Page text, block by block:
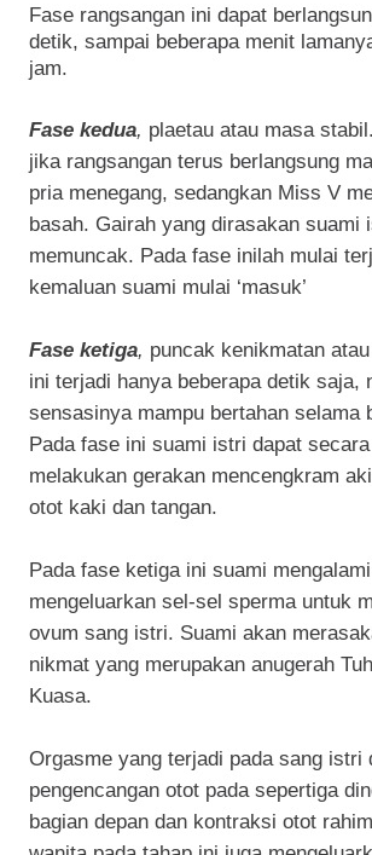
Fase rangsangan ini dapat
detik, sampai beberapa menit
jam.
Fase kedua, plaetau atau masa
jika rangsangan terus berlangsung
pria menegang, sedangkan Miss V
basah. Gairah yang dirasakan suami
memuncak. Pada fase inilah mulai
kemaluan suami mulai ‘masuk’
Fase ketiga, puncak kenikmatan
ini terjadi hanya beberapa detik saja,
sensasinya mampu bertahan selama
Pada fase ini suami istri dapat
melakukan gerakan mencengkram
otot kaki dan tangan.
Pada fase ketiga ini suami
mengeluarkan sel-sel sperma untuk
ovum sang istri. Suami akan
nikmat yang merupakan anugerah
Kuasa.
Orgasme yang terjadi pada sang istri
pengencangan otot pada sepertiga
bagian depan dan kontraksi otot